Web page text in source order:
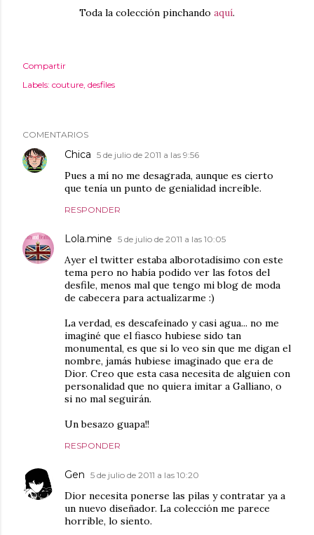
Toda la colección pinchando aquí.
Compartir
Labels: couture desfiles
COMENTARIOS
Chica 5 de julio de 2011 a las 9:56
Pues a mí no me desagrada, aunque es cierto
que tenía un punto de genialidad increíble.
RESPONDER
Lola.mine 5 de julio de 2011 a las 10:05
Ayer el twitter estaba alborotadísimo con este
tema pero no había podido ver las fotos del
desfile, menos mal que tengo mi blog de moda
de cabecera para actualizarme :)
La verdad, es descafeinado y casi agua... no me
imaginé que el fiasco hubiese sido tan
monumental, es que si lo veo sin que me digan el
nombre, jamás hubiese imaginado que era de
Dior. Creo que esta casa necesita de alguien con
personalidad que no quiera imitar a Galliano, o
si no mal seguirán.
Un besazo guapa!!
RESPONDER
Gen 5 de julio de 2011 a las 10:20
Dior necesita ponerse las pilas y contratar ya a
un nuevo diseñador. La colección me parece
horrible, lo siento.